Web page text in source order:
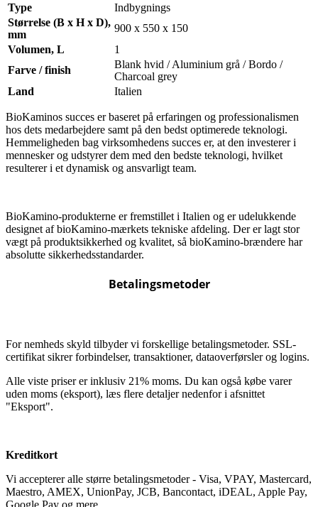
Type
Indbygnings
Størrelse (B x H x D),
mm
900 x 550 x 150
Volumen, L
1
Farve / finish
Blank hvid / Aluminium grå / Bordo /
Charcoal grey
Land
Italien
BioKaminos succes er baseret på erfaringen og professionalismen
hos dets medarbejdere samt på den bedst optimerede teknologi.
Hemmeligheden bag virksomhedens succes er, at den investerer i
mennesker og udstyrer dem med den bedste teknologi, hvilket
resulterer i et dynamisk og ansvarligt team.
BioKamino-produkterne er fremstillet i Italien og er udelukkende
designet af bioKamino-mærkets tekniske afdeling. Der er lagt stor
vægt på produktsikkerhed og kvalitet, så bioKamino-brændere har
absolutte sikkerhedsstandarder.
Betalingsmetoder
For nemheds skyld tilbyder vi forskellige betalingsmetoder. SSL-
certifikat sikrer forbindelser, transaktioner, dataoverførsler og logins.
Alle viste priser er inklusiv 21% moms. Du kan også købe varer
uden moms (eksport), læs flere detaljer nedenfor i afsnittet
"Eksport".
Kreditkort
Vi accepterer alle større betalingsmetoder - Visa, VPAY, Mastercard,
Maestro, AMEX, UnionPay, JCB, Bancontact, iDEAL, Apple Pay,
Google Pay og mere.